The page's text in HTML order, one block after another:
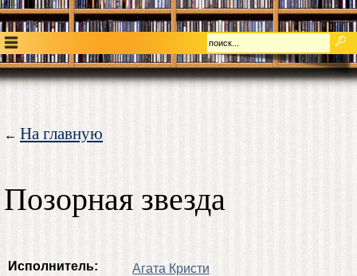
← На главную
Позорная звезда
Исполнитель: Агата Кристи